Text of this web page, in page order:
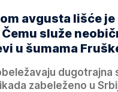
avgusta lišće je
Čemu služe
u šumama
dugotrajna
zabeleženo u